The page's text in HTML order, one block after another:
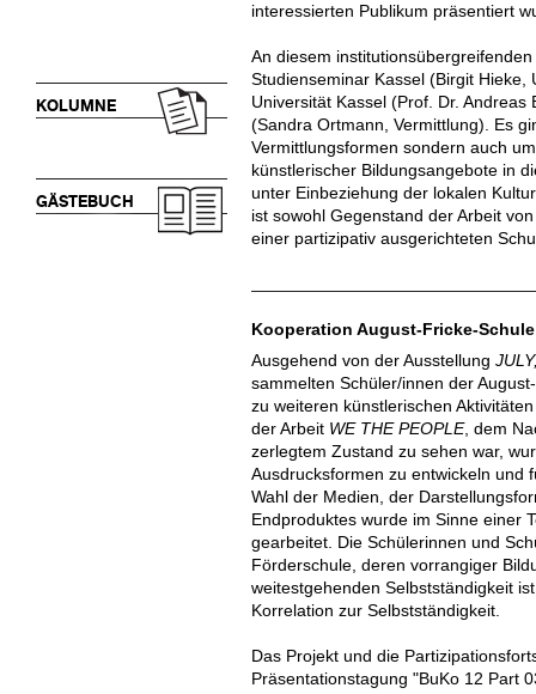
KOLUMNE
GÄSTEBUCH
interessierten Publikum präsentiert
An diesem
Studienseminar Kassel (Birgit
Universität Kassel (Prof. Dr.
(Sandra Ortmann, Vermittlung). Es
Vermittlungsformen sondern auch
künstlerischer Bildungsangebote in
unter Einbeziehung der lokalen
ist sowohl Gegenstand der Arbeit
einer partizipativ ausgerichteten
Kooperation August-Fricke-
Ausgehend von der Ausstellung
sammelten Schüler/innen der
zu weiteren künstlerischen
der Arbeit WE THE PEOPLE, dem
zerlegtem Zustand zu sehen war,
Ausdrucksformen zu entwickeln und
Wahl der Medien, der
Endproduktes wurde im Sinne einer
gearbeitet. Die Schülerinnen und
Förderschule, deren vorrangiger
weitestgehenden Selbstständigkeit
Korrelation zur Selbstständigkeit.
Das Projekt und die
Präsentationstagung "BuKo 12 Part